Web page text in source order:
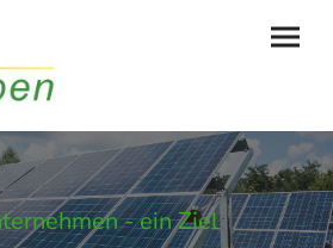
- ein Ziel